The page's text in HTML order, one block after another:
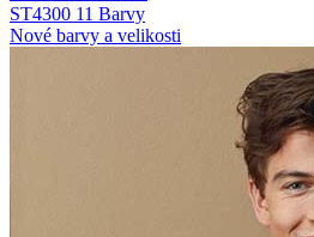
ST4300 11 Barvy
Nové barvy a velikosti